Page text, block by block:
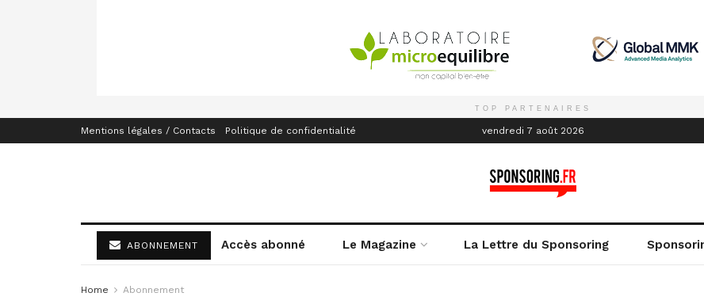
TOP PARTENAIRES
Mentions légales / Contacts Politique de confidentialité vendredi 7 août 2026
ABONNEMENT Accès abonné Le Magazine La Lettre du Sponsoring
Home Abonnement